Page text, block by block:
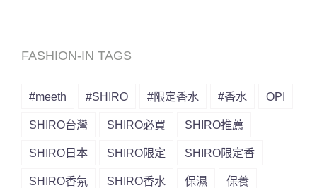
FASHION-IN TAGS
#meeth #SHIRO #限定香水 #香水 OPI
SHIRO台灣 SHIRO必買 SHIRO推薦
SHIRO日本 SHIRO限定 SHIRO限定香
SHIRO香氛 SHIRO香水 保濕 保養